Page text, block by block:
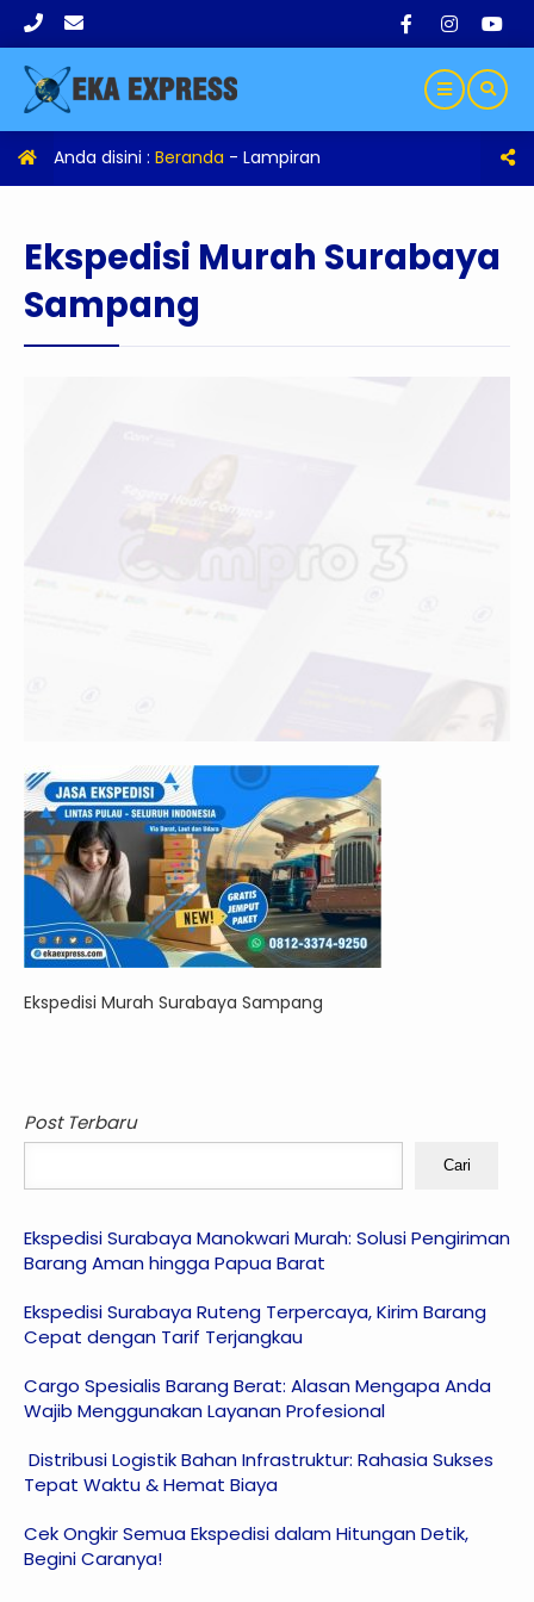
Anda disini : Beranda - Lampiran
Ekspedisi Murah Surabaya
Sampang
Ekspedisi Murah Surabaya Sampang
Post Terbaru
Cari
Ekspedisi Surabaya Manokwari Murah: Solusi Pengiriman
Barang Aman hingga Papua Barat
Ekspedisi Surabaya Ruteng Terpercaya, Kirim Barang
Cepat dengan Tarif Terjangkau
Cargo Spesialis Barang Berat: Alasan Mengapa Anda
Wajib Menggunakan Layanan Profesional
Distribusi Logistik Bahan Infrastruktur: Rahasia Sukses
Tepat Waktu & Hemat Biaya
Cek Ongkir Semua Ekspedisi dalam Hitungan Detik,
Begini Caranya!